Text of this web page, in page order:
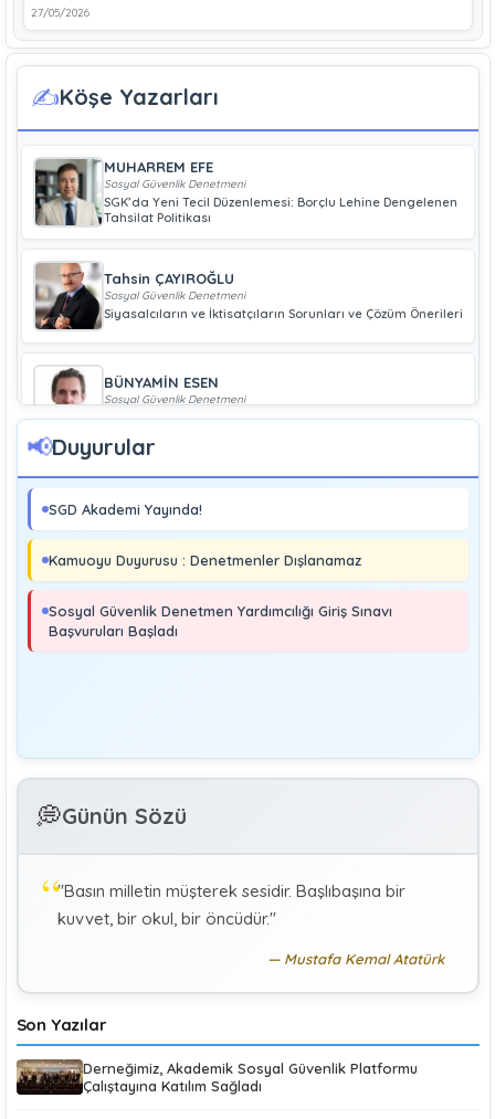
27/05/2026
✍️Köşe Yazarları
MUHARREM EFE
Sosyal Güvenlik Denetmeni
SGK’da Yeni Tecil Düzenlemesi: Borçlu Lehine Dengelenen
Tahsilat Politikası
Tahsin ÇAYIROĞLU
Sosyal Güvenlik Denetmeni
Siyasalcıların ve İktisatçıların Sorunları ve Çözüm Önerileri
BÜNYAMİN ESEN
Sosyal Güvenlik Denetmeni
Geliri Düşük Olan Çiftçiye Bağ-Kur Borcu Çıkmaz
Boray UĞRAŞ
Soma ve Ermenek’te Meydana Gelen Kazalar Büyük
Endüstriyel Kaza Sayılmakta Mıdır?
Sosyal Güvenlik Denetmeni
Kayıt Dışı İstihdamla Mücadeleye Farklı Bir Yaklaşım
G
Özel Sağlık Hizmeti Sunucularında Görev Yapan
K KÜBRA KOÇ
Uluslararası Sosyal Politika Bağlamında İkili Sosyal
📢Duyurular
SGD Akademi Yayında!
Kamuoyu Duyurusu : Denetmenler Dışlanamaz
Sosyal Güvenlik Denetmen Yardımcılığı Giriş Sınavı
Başvuruları Başladı
💭Günün Sözü
"Basın milletin müşterek sesidir. Başlıbaşına bir
kuvvet, bir okul, bir öncüdür."
Mustafa Kemal Atatürk
Son Yazılar
Derneğimiz, Akademik Sosyal Güvenlik Platformu
Çalıştayına Katılım Sağladı